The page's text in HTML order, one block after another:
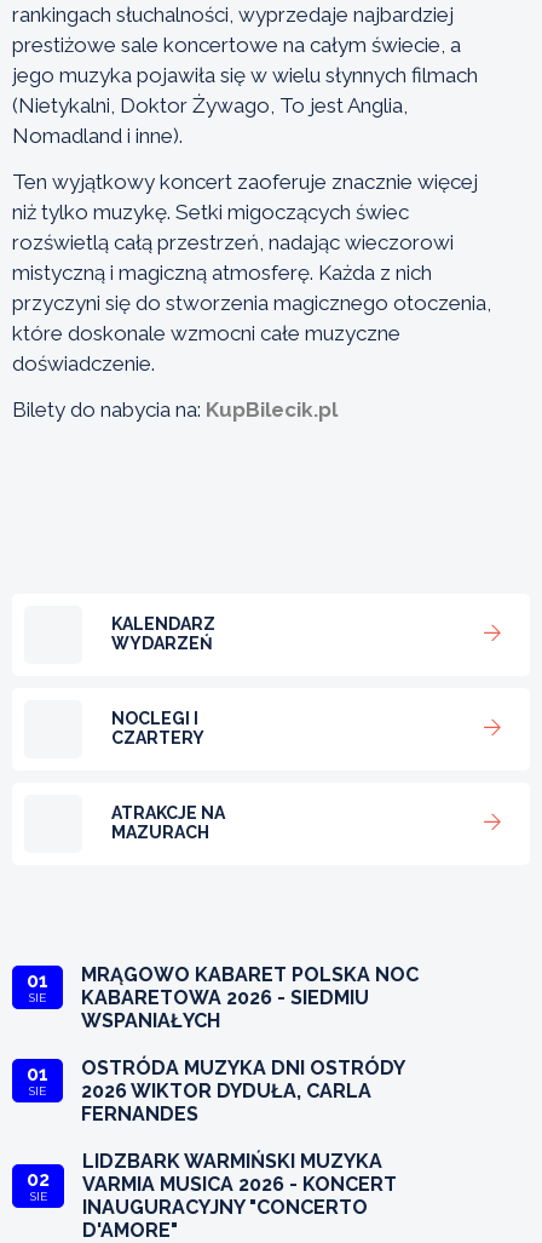
rankingach słuchalności, wyprzedaje najbardziej
prestiżowe sale koncertowe na całym świecie, a
jego muzyka pojawiła się w wielu słynnych filmach
(Nietykalni, Doktor Żywago, To jest Anglia,
Nomadland i inne).
Ten wyjątkowy koncert zaoferuje znacznie więcej
niż tylko muzykę. Setki migoczących świec
rozświetlą całą przestrzeń, nadając wieczorowi
mistyczną i magiczną atmosferę. Każda z nich
przyczyni się do stworzenia magicznego otoczenia,
które doskonale wzmocni całe muzyczne
doświadczenie.
Bilety do nabycia na: KupBilecik.pl
KALENDARZ
WYDARZEŃ
NOCLEGI I
CZARTERY
ATRAKCJE NA
MAZURACH
01
SIE
MRĄGOWO KABARET POLSKA NOC
KABARETOWA 2026 - SIEDMIU
WSPANIAŁYCH
01
SIE
OSTRÓDA MUZYKA DNI OSTRÓDY
2026 WIKTOR DYDUŁA, CARLA
FERNANDES
02
SIE
LIDZBARK WARMIŃSKI MUZYKA
VARMIA MUSICA 2026 - KONCERT
INAUGURACYJNY "CONCERTO
D'AMORE"